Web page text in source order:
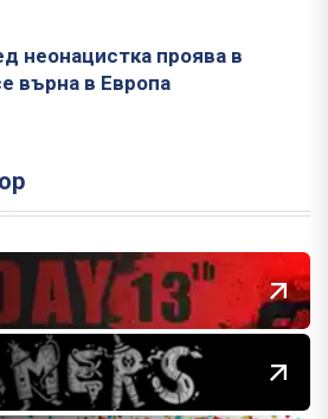
неонацистка проява в
върна в Европа